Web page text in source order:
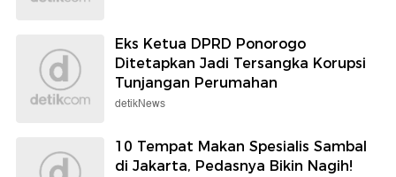
Eks Ketua DPRD Ponorogo
Ditetapkan Jadi Tersangka Korupsi
Tunjangan Perumahan
detikNews
10 Tempat Makan Spesialis Sambal
di Jakarta, Pedasnya Bikin Nagih!